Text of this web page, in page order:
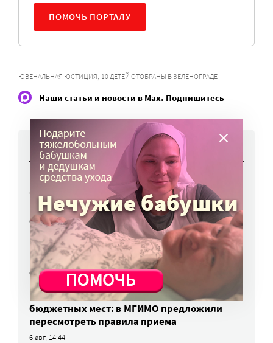
ПОМОЧЬ ПОРТАЛУ
ЮВЕНАЛЬНАЯ ЮСТИЦИЯ, 10 ДЕТЕЙ ОТОБРАНЫ В ЗЕЛЕНОГРАДЕ
Наши статьи и новости в Max. Подпишитесь
НОВОСТИ
Работы фотографов портала
«Милосердие.ru» представят на выставке
в Переславле-Залесском
6 авг, 16:03
МЧС предупреждает москвичей о грозе
и буре
6 авг, 15:55
Победители олимпиад заняли большинство
бюджетных мест: в МГИМО предложили
пересмотреть правила приема
6 авг, 14:44